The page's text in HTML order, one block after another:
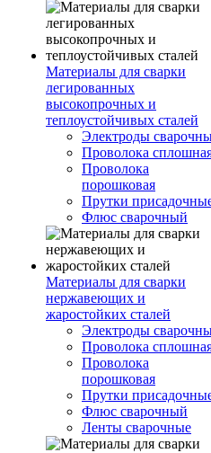
Материалы для сварки
легированных
высокопрочных и
теплоустойчивых сталей
Электроды
Проволока
Проволока
порошковая
Прутки
Флюс сварочный
Материалы для сварки
нержавеющих и
жаростойких сталей
Электроды
Проволока
Проволока
порошковая
Прутки
Флюс сварочный
Ленты сварочные